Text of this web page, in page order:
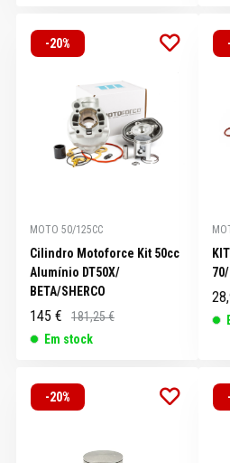
-20%
MOTO 50/125CC
Cilindro Motoforce Kit 50cc
Alumínio DT50X/
BETA/SHERCO
145 €
181,25 €
Em stock
-20%